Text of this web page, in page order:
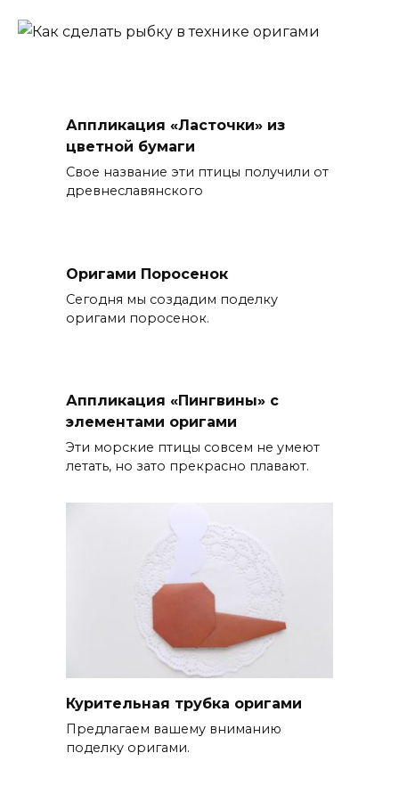
Аппликация «Ласточки» из
цветной бумаги
Свое название эти птицы получили от
древнеславянского
Оригами Поросенок
Сегодня мы создадим поделку
оригами поросенок.
Аппликация «Пингвины» с
элементами оригами
Эти морские птицы совсем не умеют
летать, но зато прекрасно плавают.
Курительная трубка оригами
Предлагаем вашему вниманию
поделку оригами.